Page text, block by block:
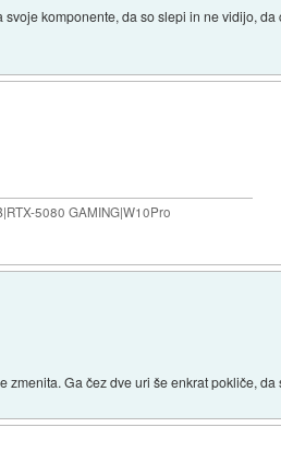
komponente, da so slepi in ne vidijo,
5080 GAMING|W10Pro
zmenita. Ga čez dve uri še enkrat pokliče,